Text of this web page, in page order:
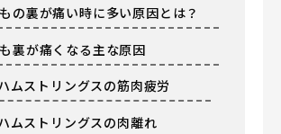
の裏が痛い時に多い原因とは？
裏が痛くなる主な原因
ムストリングスの筋肉疲労
ムストリングスの肉離れ